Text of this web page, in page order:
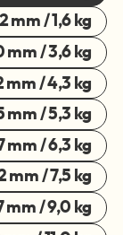
mm / 1,6 kg
mm / 3,6 kg
mm / 4,3 kg
mm / 5,3 kg
mm / 6,3 kg
mm / 7,5 kg
mm / 9,0 kg